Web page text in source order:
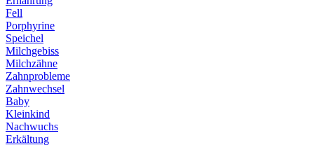
Fell
Porphyrine
Speichel
Milchgebiss
Milchzähne
Zahnprobleme
Zahnwechsel
Baby
Kleinkind
Nachwuchs
Erkältung